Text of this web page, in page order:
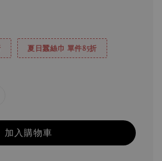
夏日蠶絲巾 單件85折
加入購物車